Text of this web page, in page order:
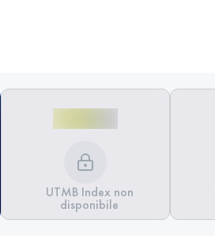
UTMB Index non
disponibile